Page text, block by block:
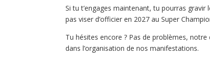
Si tu t’engages maintenant, tu pourras
pas viser d’officier en 2027 au Super
Tu hésites encore ? Pas de problèmes,
dans l’organisation de nos manifestations.